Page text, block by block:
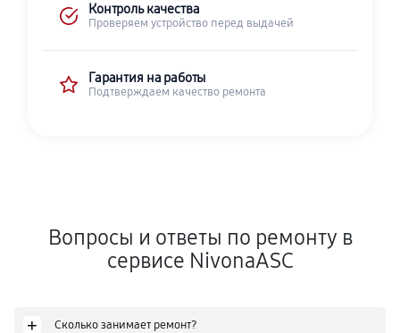
Контроль качества
Проверяем устройство перед выдачей
Гарантия на работы
Подтверждаем качество ремонта
Вопросы и ответы по ремонту в
сервисе NivonaASC
+ Сколько занимает ремонт?